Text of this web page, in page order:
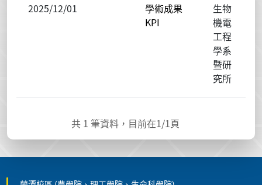
2025/12/01
學術成果
KPI
生物
機電
工程
學系
暨研
究所
共 1 筆資料，目前在1/1頁